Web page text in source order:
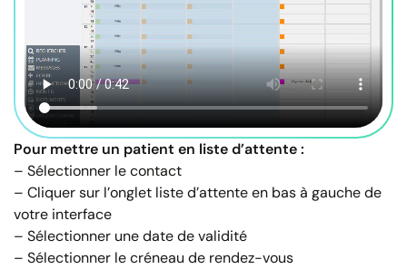
Pour mettre un patient en liste d’attente :
– Sélectionner le contact
– Cliquer sur l’onglet liste d’attente en bas à gauche de
votre interface
– Sélectionner une date de validité
– Sélectionner le créneau de rendez-vous